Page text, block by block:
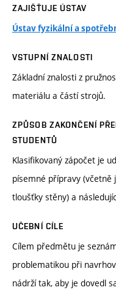
ZAJIŠŤUJE ÚSTAV
Ústav fyzikální a
VSTUPNÍ ZNALOSTI
Základní znalosti z
materiálu a částí strojů.
ZPŮSOB ZAKONČENÍ
STUDENTŮ
Klasifikovaný zápočet je
písemné přípravy (včetně
tloušťky stěny) a
UČEBNÍ CÍLE
Cílem předmětu je
problematikou při
nádrží tak, aby je dovedl